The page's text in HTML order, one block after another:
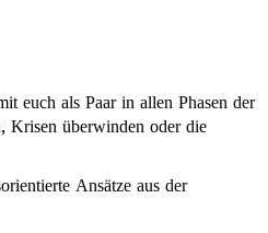
euch als Paar in allen Phasen der
Krisen überwinden oder die
Ansätze aus der